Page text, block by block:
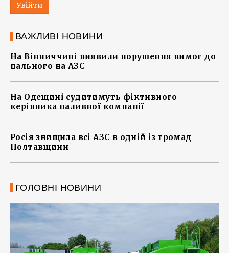
Увійти
ВАЖЛИВІ НОВИНИ
На Вінниччині виявили порушення вимог до
пального на АЗС
На Одещині судитимуть фіктивного
керівника паливної компанії
Росія знищила всі АЗС в одній із громад
Полтавщини
ГОЛОВНІ НОВИНИ